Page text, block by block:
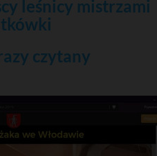
leśnicy mistrzami
czytany